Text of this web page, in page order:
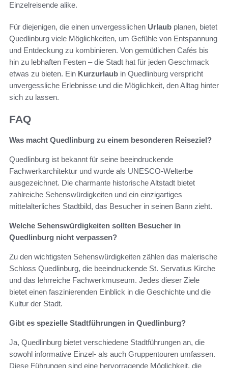
Einzelreisende alike.
Für diejenigen, die einen unvergesslichen Urlaub planen, bietet
Quedlinburg viele Möglichkeiten, um Gefühle von Entspannung
und Entdeckung zu kombinieren. Von gemütlichen Cafés bis
hin zu lebhaften Festen – die Stadt hat für jeden Geschmack
etwas zu bieten. Ein Kurzurlaub in Quedlinburg verspricht
unvergessliche Erlebnisse und die Möglichkeit, den Alltag hinter
sich zu lassen.
FAQ
Was macht Quedlinburg zu einem besonderen Reiseziel?
Quedlinburg ist bekannt für seine beeindruckende
Fachwerkarchitektur und wurde als UNESCO-Welterbe
ausgezeichnet. Die charmante historische Altstadt bietet
zahlreiche Sehenswürdigkeiten und ein einzigartiges
mittelalterliches Stadtbild, das Besucher in seinen Bann zieht.
Welche Sehenswürdigkeiten sollten Besucher in
Quedlinburg nicht verpassen?
Zu den wichtigsten Sehenswürdigkeiten zählen das malerische
Schloss Quedlinburg, die beeindruckende St. Servatius Kirche
und das lehrreiche Fachwerkmuseum. Jedes dieser Ziele
bietet einen faszinierenden Einblick in die Geschichte und die
Kultur der Stadt.
Gibt es spezielle Stadtführungen in Quedlinburg?
Ja, Quedlinburg bietet verschiedene Stadtführungen an, die
sowohl informative Einzel- als auch Gruppentouren umfassen.
Diese Führungen sind eine hervorragende Möglichkeit, die